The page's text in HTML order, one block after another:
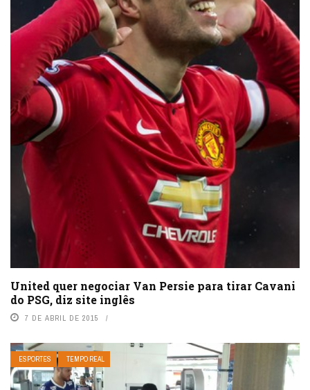
United quer negociar Van Persie para tirar Cavani
do PSG, diz site inglês
7 DE ABRIL DE 2015
ESPORTES TEMPO REAL